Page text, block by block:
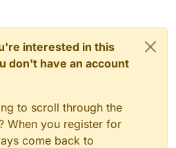
interested in this
don't have an account
to scroll through the
When you register for
come back to